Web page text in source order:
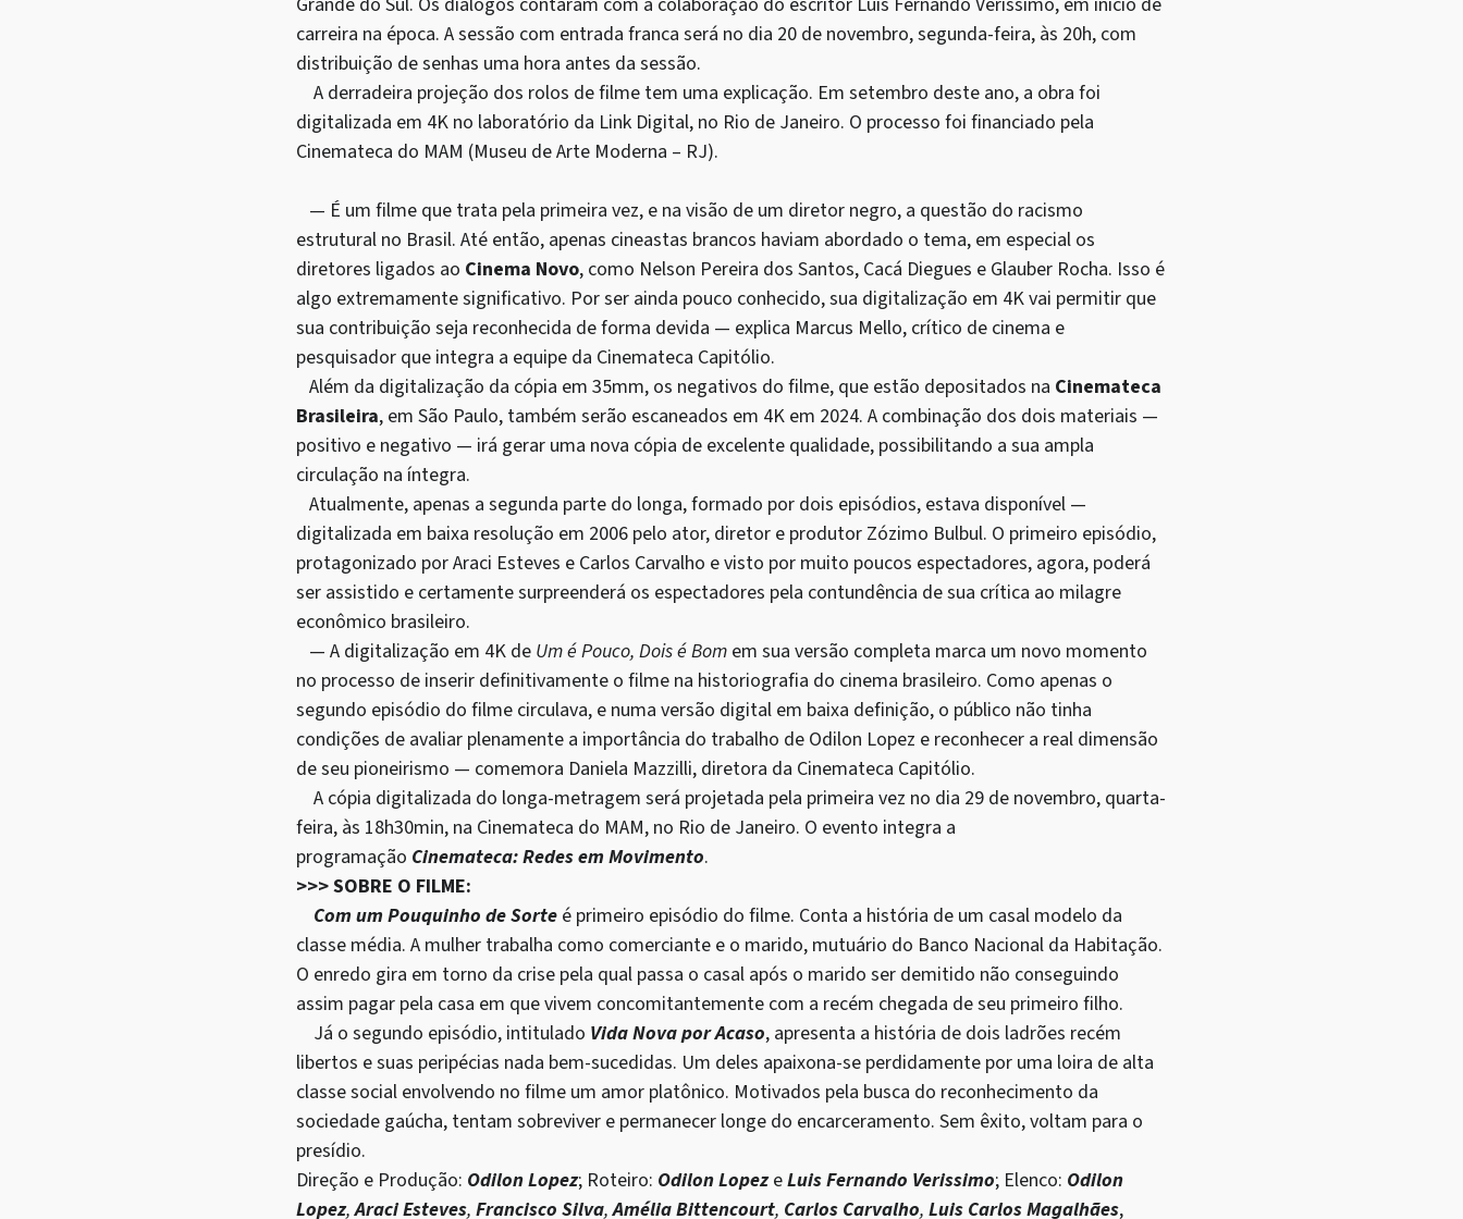
carreira na época. A sessão com entrada franca será no dia 20 de novembro, segunda-feira, às 20h, com
distribuição de senhas uma hora antes da sessão.
A derradeira projeção dos rolos de filme tem uma explicação. Em setembro deste ano, a obra foi
digitalizada em 4K no laboratório da Link Digital, no Rio de Janeiro. O processo foi financiado pela
Cinemateca do MAM (Museu de Arte Moderna – RJ).
— É um filme que trata pela primeira vez, e na visão de um diretor negro, a questão do racismo
estrutural no Brasil. Até então, apenas cineastas brancos haviam abordado o tema, em especial os
diretores ligados ao Cinema Novo, como Nelson Pereira dos Santos, Cacá Diegues e Glauber Rocha. Isso é
algo extremamente significativo. Por ser ainda pouco conhecido, sua digitalização em 4K vai permitir que
sua contribuição seja reconhecida de forma devida — explica Marcus Mello, crítico de cinema e
pesquisador que integra a equipe da Cinemateca Capitólio.
Além da digitalização da cópia em 35mm, os negativos do filme, que estão depositados na Cinemateca
Brasileira, em São Paulo, também serão escaneados em 4K em 2024. A combinação dos dois materiais —
positivo e negativo — irá gerar uma nova cópia de excelente qualidade, possibilitando a sua ampla
circulação na íntegra.
Atualmente, apenas a segunda parte do longa, formado por dois episódios, estava disponível —
digitalizada em baixa resolução em 2006 pelo ator, diretor e produtor Zózimo Bulbul. O primeiro episódio,
protagonizado por Araci Esteves e Carlos Carvalho e visto por muito poucos espectadores, agora, poderá
ser assistido e certamente surpreenderá os espectadores pela contundência de sua crítica ao milagre
econômico brasileiro.
— A digitalização em 4K de Um é Pouco, Dois é Bom em sua versão completa marca um novo momento
no processo de inserir definitivamente o filme na historiografia do cinema brasileiro. Como apenas o
segundo episódio do filme circulava, e numa versão digital em baixa definição, o público não tinha
condições de avaliar plenamente a importância do trabalho de Odilon Lopez e reconhecer a real dimensão
de seu pioneirismo — comemora Daniela Mazzilli, diretora da Cinemateca Capitólio.
A cópia digitalizada do longa-metragem será projetada pela primeira vez no dia 29 de novembro, quarta-
feira, às 18h30min, na Cinemateca do MAM, no Rio de Janeiro. O evento integra a
programação Cinemateca: Redes em Movimento.
>>> SOBRE O FILME:
Com um Pouquinho de Sorte é primeiro episódio do filme. Conta a história de um casal modelo da
classe média. A mulher trabalha como comerciante e o marido, mutuário do Banco Nacional da Habitação.
O enredo gira em torno da crise pela qual passa o casal após o marido ser demitido não conseguindo
assim pagar pela casa em que vivem concomitantemente com a recém chegada de seu primeiro filho.
Já o segundo episódio, intitulado Vida Nova por Acaso, apresenta a história de dois ladrões recém
libertos e suas peripécias nada bem-sucedidas. Um deles apaixona-se perdidamente por uma loira de alta
classe social envolvendo no filme um amor platônico. Motivados pela busca do reconhecimento da
sociedade gaúcha, tentam sobreviver e permanecer longe do encarceramento. Sem êxito, voltam para o
presídio.
Direção e Produção: Odilon Lopez; Roteiro: Odilon LopezeLuis Fernando Verissimo; Elenco: Odilon
Lopez,Araci Esteves, Francisco Silva,Amélia Bittencourt, Carlos Carvalho, Luis Carlos Magalhães,